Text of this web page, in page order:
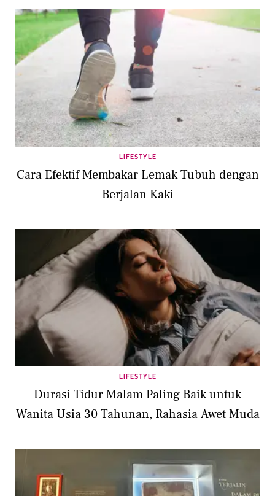
LIFESTYLE
Cara Efektif Membakar Lemak Tubuh dengan
Berjalan Kaki
LIFESTYLE
Durasi Tidur Malam Paling Baik untuk
Wanita Usia 30 Tahunan, Rahasia Awet Muda